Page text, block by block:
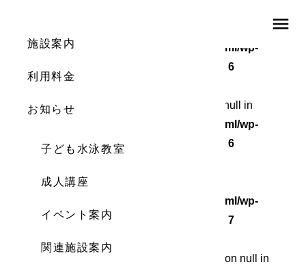
menu
施設案内
利用料金
お知らせ
子ども水泳教室
成人講座
イベント案内
関連施設案内
/home/wordstock/numasupo.com/public_html/wp-
6
Warning: Attempt to read property "cat_ID" on null in
/home/wordstock/numasupo.com/public_html/wp-
content/themes/numaspo/single.php
6
Warning: Undefined array key 0 in
/home/wordstock/numasupo.com/public_html/wp-
content/themes/numaspo/single.php
7
: Attempt to read property "cat_name" on null in